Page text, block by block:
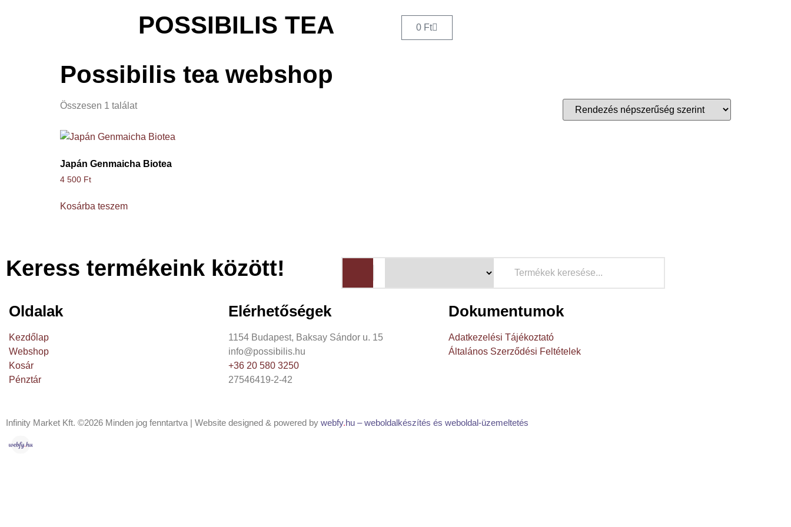
POSSIBILIS TEA 0 Ft
Possibilis tea webshop
Összesen 1 találat
Japán Genmaicha Biotea
4 500 Ft
Kosárba teszem
Keress termékeink között!
Oldalak
Kezdőlap
Webshop
Kosár
Pénztár
Elérhetőségek
1154 Budapest, Baksay Sándor u. 15
info@possibilis.hu
+36 20 580 3250
27546419-2-42
Dokumentumok
Adatkezelési Tájékoztató
Általános Szerződési Feltételek
Infinity Market Kft. ©2026 Minden jog fenntartva | Website designed & powered by webfy.hu – weboldalkészítés és weboldal-üzemeltetés